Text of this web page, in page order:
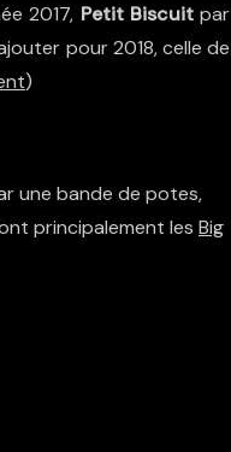
2017, Petit Biscuitpar
pour 2018, celle de
)
une bande de potes,
principalement les Big